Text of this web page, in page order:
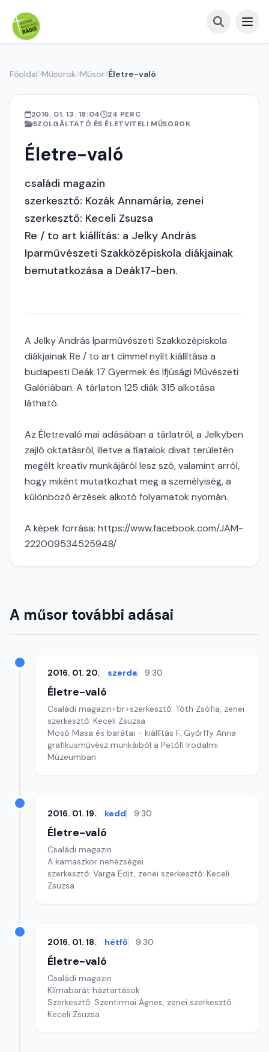
Főoldal Műsorok Műsor Életre-való
2016. 01. 13. 18:04
24 PERC
SZOLGÁLTATÓ ÉS ÉLETVITELI MŰSOROK
Életre-való
családi magazin
szerkesztő: Kozák Annamária, zenei
szerkesztő: Keceli Zsuzsa
Re / to art kiállítás: a Jelky András
Iparművészeti Szakközépiskola diákjainak
bemutatkozása a Deák17-ben.
A Jelky András Iparművészeti Szakközépiskola
diákjainak Re / to art címmel nyílt kiállítása a
budapesti Deák 17 Gyermek és Ifjúsági Művészeti
Galériában. A tárlaton 125 diák 315 alkotása
látható.
Az Életrevaló mai adásában a tárlatról, a Jelkyben
zajló oktatásról, illetve a fiatalok divat területén
megélt kreatív munkájáról lesz szó, valamint arról,
hogy miként mutatkozhat meg a személyiség, a
különböző érzések alkotó folyamatok nyomán.
A képek forrása: https://www.facebook.com/JAM-
222009534525948/
A műsor további adásai
2016. 01. 20. szerda 9:30
Életre-való
Családi magazin<br>szerkesztő: Tóth Zsófia, zenei
szerkesztő: Keceli Zsuzsa
Mosó Masa és barátai - kiállítás F. Győrffy Anna
grafikusművész munkáiból a Petőfi Irodalmi
Múzeumban
2016. 01. 19. kedd 9:30
Életre-való
Családi magazin
A kamaszkor nehézségei
szerkesztő: Varga Edit, zenei szerkesztő: Keceli
Zsuzsa
2016. 01. 18. hétfő 9:30
Életre-való
Családi magazin
Klímabarát háztartások
Szerkesztő: Szentirmai Ágnes, zenei szerkesztő:
Keceli Zsuzsa